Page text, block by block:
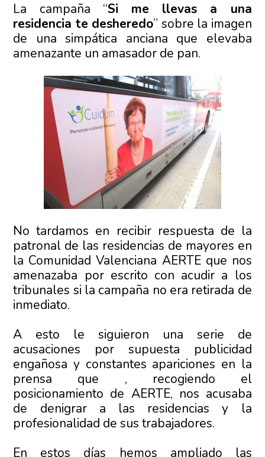
La campaña “Si me llevas a una
residencia te desheredo” sobre la imagen
de una simpática anciana que elevaba
amenazante un amasador de pan.
No tardamos en recibir respuesta de la
patronal de las residencias de mayores en
la Comunidad Valenciana AERTE que nos
amenazaba por escrito con acudir a los
tribunales si la campaña no era retirada de
inmediato.
A esto le siguieron una serie de
acusaciones por supuesta publicidad
engañosa y constantes apariciones en la
prensa que , recogiendo el
posicionamiento de AERTE, nos acusaba
de denigrar a las residencias y la
profesionalidad de sus trabajadores.
En estos días hemos ampliado las